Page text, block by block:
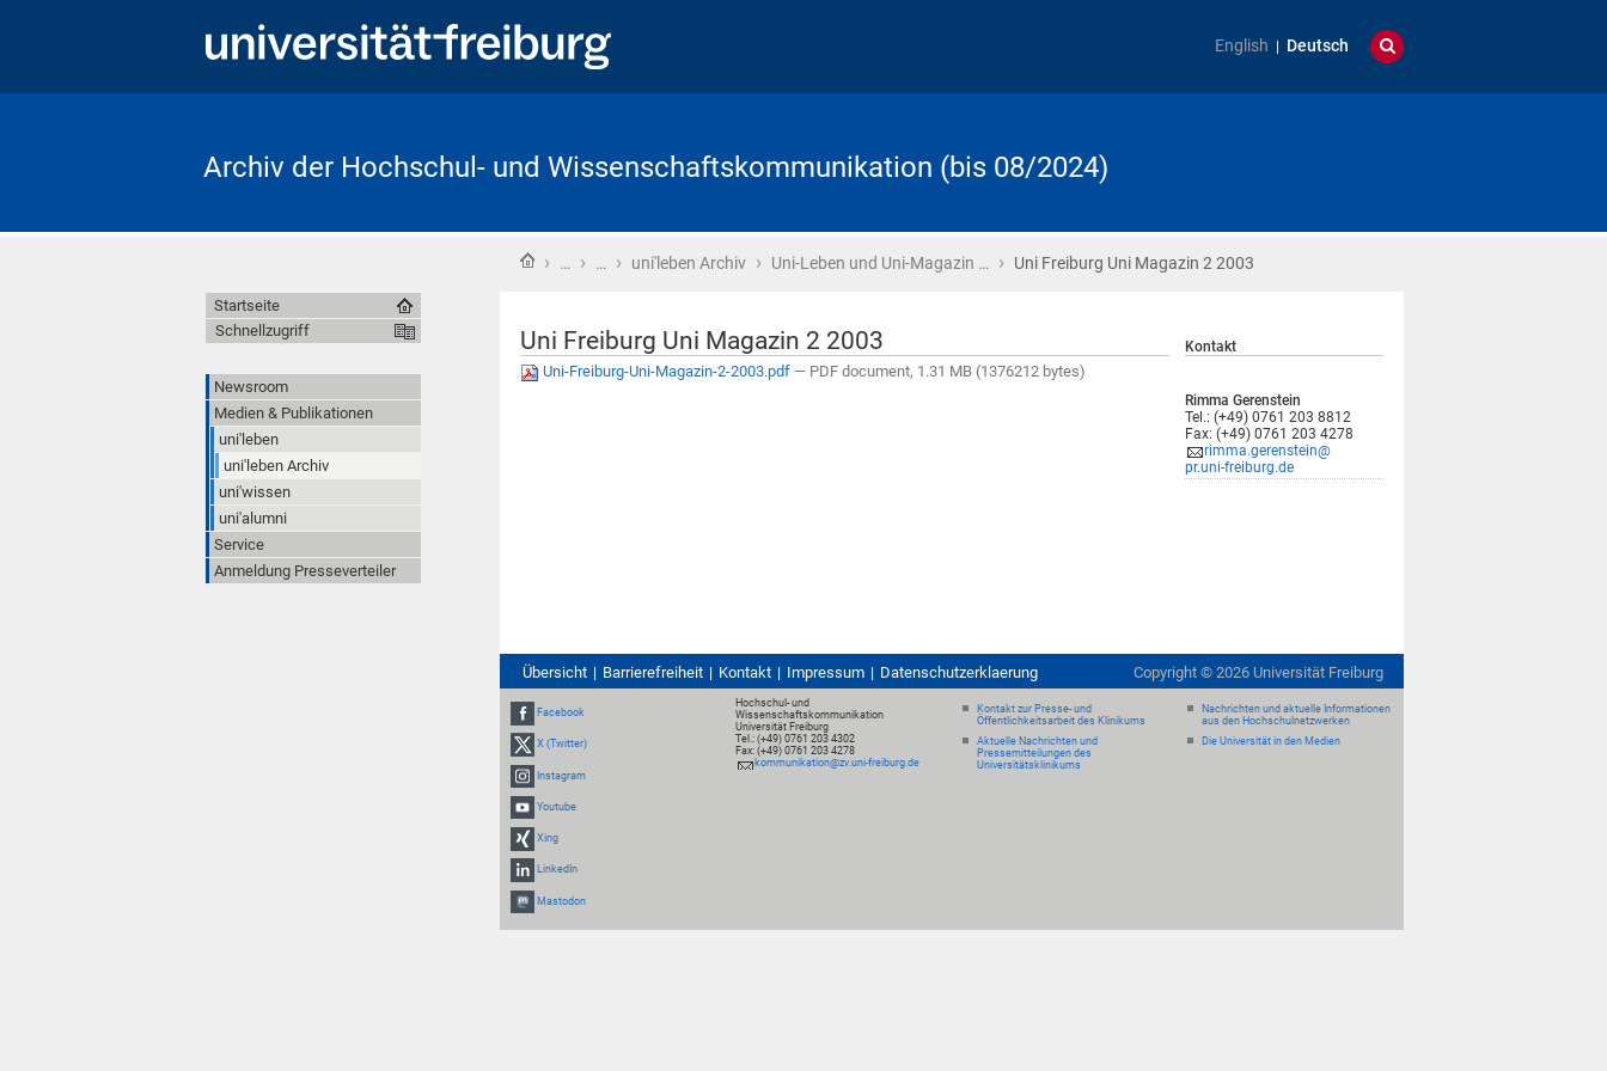
English Deutsch
Archiv der Hochschul- und Wissenschaftskommunikation (bis 08/2024)
Startseite
› … › … › uni'leben Archiv › Uni-Leben und Uni-Magazin … › Uni Freiburg Uni Magazin 2 2003
Uni Freiburg Uni Magazin 2 2003
Uni-Freiburg-Uni-Magazin-2-2003.pdf — PDF document, 1.31 MB (1376212 bytes)
Kontakt
Rimma Gerenstein
Tel.: (+49) 0761 203 8812
Fax: (+49) 0761 203 4278
rimma.gerenstein@
pr.uni-freiburg.de
Startseite
Schnellzugriff
Newsroom
Medien & Publikationen
uni'leben
uni'leben Archiv
uni'wissen
uni'alumni
Service
Anmeldung Presseverteiler
Übersicht Barrierefreiheit Kontakt Impressum Datenschutzerklaerung Copyright © 2026 Universität Freiburg
Facebook
X (Twitter)
Instagram
Youtube
Xing
LinkedIn
Mastodon
Hochschul- und
Wissenschaftskommunikation
Universität Freiburg
Tel.: (+49) 0761 203 4302
Fax: (+49) 0761 203 4278
kommunikation@zv.uni-freiburg.de
Kontakt zur Presse- und
Öffentlichkeitsarbeit des Klinikums
Aktuelle Nachrichten und
Pressemitteilungen des
Universitätsklinikums
Nachrichten und aktuelle Informationen
aus den Hochschulnetzwerken
Die Universität in den Medien